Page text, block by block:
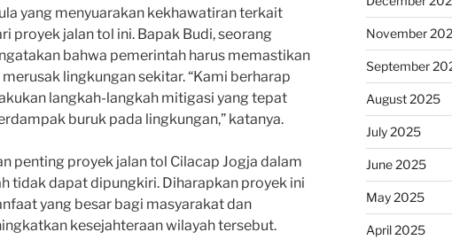
yang menyuarakan kekhawatiran terkait
proyek jalan tol ini. Bapak Budi, seorang
bahwa pemerintah harus memastikan
lingkungan sekitar. “Kami berharap
langkah-langkah mitigasi yang tepat
buruk pada lingkungan,” katanya.
penting proyek jalan tol Cilacap Jogja dalam
tidak dapat dipungkiri. Diharapkan proyek ini
yang besar bagi masyarakat dan
kesejahteraan wilayah tersebut.
November
September
August 2025
July 2025
June 2025
May 2025
April 2025